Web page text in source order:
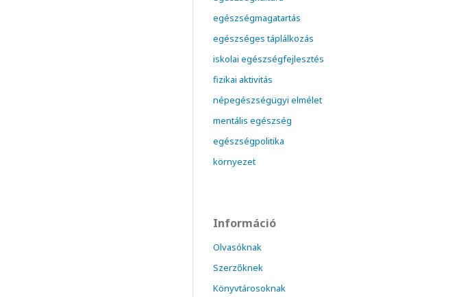
egészségmagatartás
egészséges táplálkozás
iskolai egészségfejlesztés
fizikai aktivitás
népegészségügyi elmélet
mentális egészség
egészségpolitika
környezet
Információ
Olvasóknak
Szerzőknek
Könyvtárosoknak